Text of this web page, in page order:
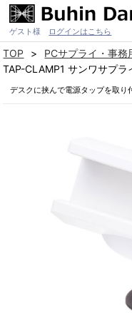
ゲスト様 ログインはこちら
TOP
PCサプライ・事務
TAP-CLAMP1 サンワサプ
デスクに挟んで電源タップを取り